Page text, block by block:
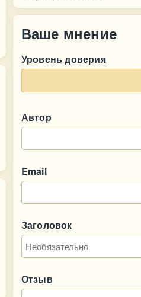
Ваше мнение
Уровень доверия
Автор
Email
Заголовок
Отзыв